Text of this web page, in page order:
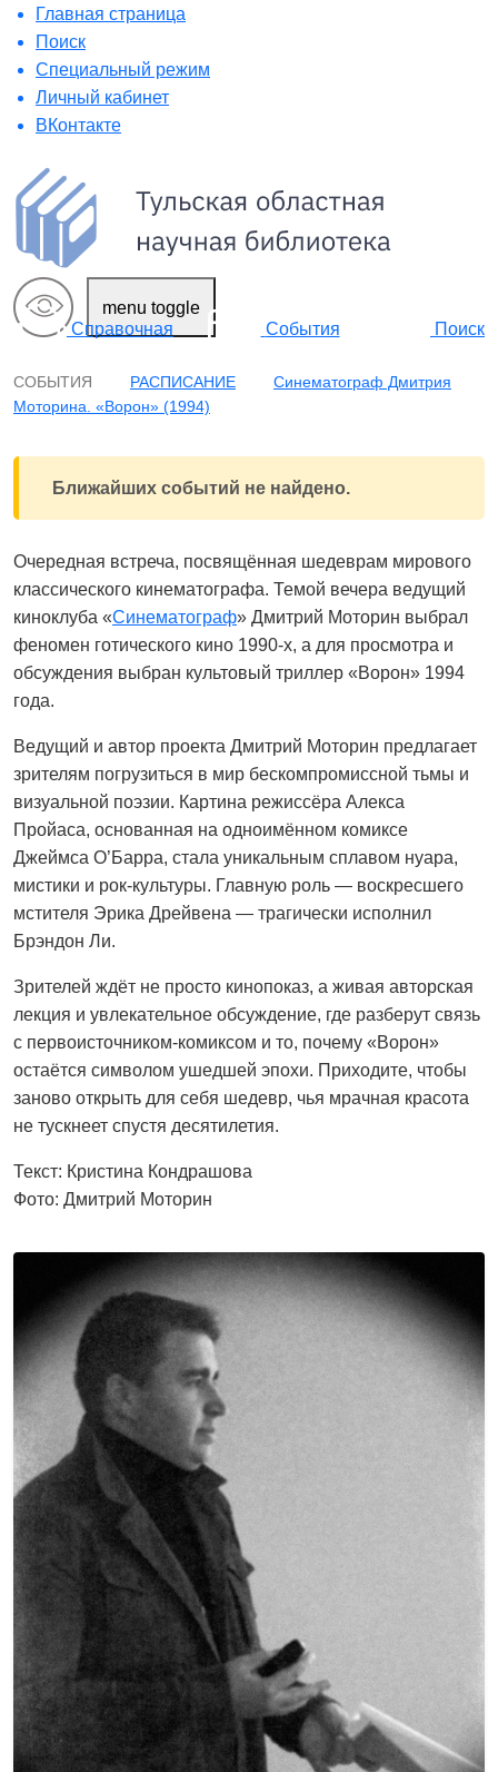
Главная страница
Поиск
Специальный режим
Личный кабинет
ВКонтакте
menu toggle
Справочная
События Поиск
СОБЫТИЯ РАСПИСАНИЕ
Синематограф Дмитрия
Моторина. «Ворон» (1994)
Ближайших событий не найдено.
Очередная встреча, посвящённая шедеврам мирового
классического кинематографа. Темой вечера ведущий
киноклуба «Синематограф» Дмитрий Моторин выбрал
феномен готического кино 1990-х, а для просмотра и
обсуждения выбран культовый триллер «Ворон» 1994
года.
Ведущий и автор проекта Дмитрий Моторин предлагает
зрителям погрузиться в мир бескомпромиссной тьмы и
визуальной поэзии. Картина режиссёра Алекса
Пройаса, основанная на одноимённом комиксе
Джеймса О’Барра, стала уникальным сплавом нуара,
мистики и рок-культуры. Главную роль — воскресшего
мстителя Эрика Дрейвена — трагически исполнил
Брэндон Ли.
Зрителей ждёт не просто кинопоказ, а живая авторская
лекция и увлекательное обсуждение, где разберут связь
с первоисточником-комиксом и то, почему «Ворон»
остаётся символом ушедшей эпохи. Приходите, чтобы
заново открыть для себя шедевр, чья мрачная красота
не тускнеет спустя десятилетия.
Текст: Кристина Кондрашова
Фото: Дмитрий Моторин